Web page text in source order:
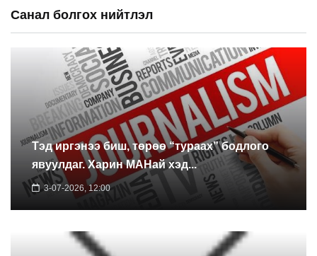
Санал болгох нийтлэл
Тэд иргэнээ биш, төрөө “тураах” бодлого
явуулдаг. Харин МАНай хэд...
3-07-2026, 12:00